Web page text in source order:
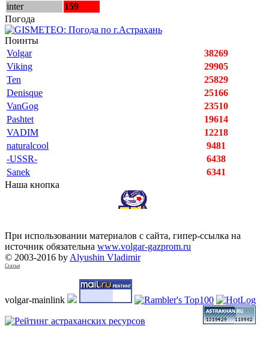
inter
159
Погода
Поинты
Volgar
38269
Viking
29905
Ten
25829
Denisque
25166
VanGog
23510
Pashtet
19614
VADIM
12218
naturalcool
9481
-USSR-
6438
Sanek
6341
Наша кнопка
При использовании материалов с сайта, гипер-ссылка на
источник обязательна www.volgar-gazprom.ru
© 2003-2016 by Alyushin Vladimir
Статьи
volgar-mainlink